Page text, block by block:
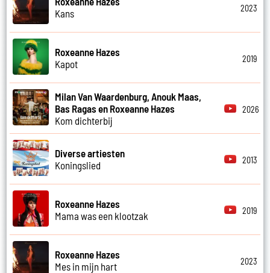
Kans
2023
Roxeanne Hazes
Kapot
2019
Milan Van Waardenburg, Anouk Maas,
Bas Ragas en Roxeanne Hazes
Kom dichterbij
2026
Diverse artiesten
Koningslied
2013
Roxeanne Hazes
Mama was een klootzak
2019
Roxeanne Hazes
Mes in mijn hart
2023